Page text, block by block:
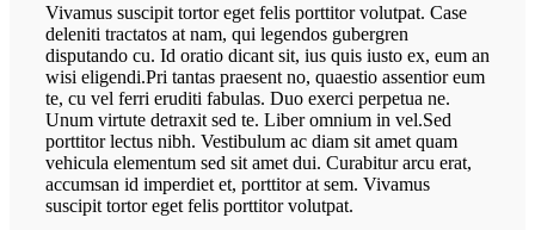
Vivamus suscipit tortor eget felis porttitor volutpat. Case
deleniti tractatos at nam, qui legendos gubergren
disputando cu. Id oratio dicant sit, ius quis iusto ex, eum an
wisi eligendi.Pri tantas praesent no, quaestio assentior eum
te, cu vel ferri eruditi fabulas. Duo exerci perpetua ne.
Unum virtute detraxit sed te. Liber omnium in vel.Sed
porttitor lectus nibh. Vestibulum ac diam sit amet quam
vehicula elementum sed sit amet dui. Curabitur arcu erat,
accumsan id imperdiet et, porttitor at sem. Vivamus
suscipit tortor eget felis porttitor volutpat.